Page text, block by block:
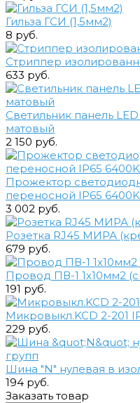
Гильза ГСИ (1,5мм2)
8 руб.
Стриппер
633 руб.
Светильник панель
матовый
2 150 руб.
Прожектор
переносной IP65 6400K
3 002 руб.
Розетка RJ45 МИРА
679 руб.
Провод ПВ-1 1х10мм2
191 руб.
Микровыкл.KCD 2-201
229 руб.
Шина "N" нулевая в
194 руб.
Заказать товар